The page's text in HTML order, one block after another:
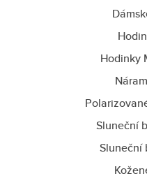
Hodinky
Sluneční
Sluneční